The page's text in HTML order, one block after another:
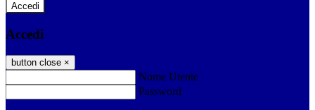
Accedi
Accedi
button close ×
Nome Utente
Password